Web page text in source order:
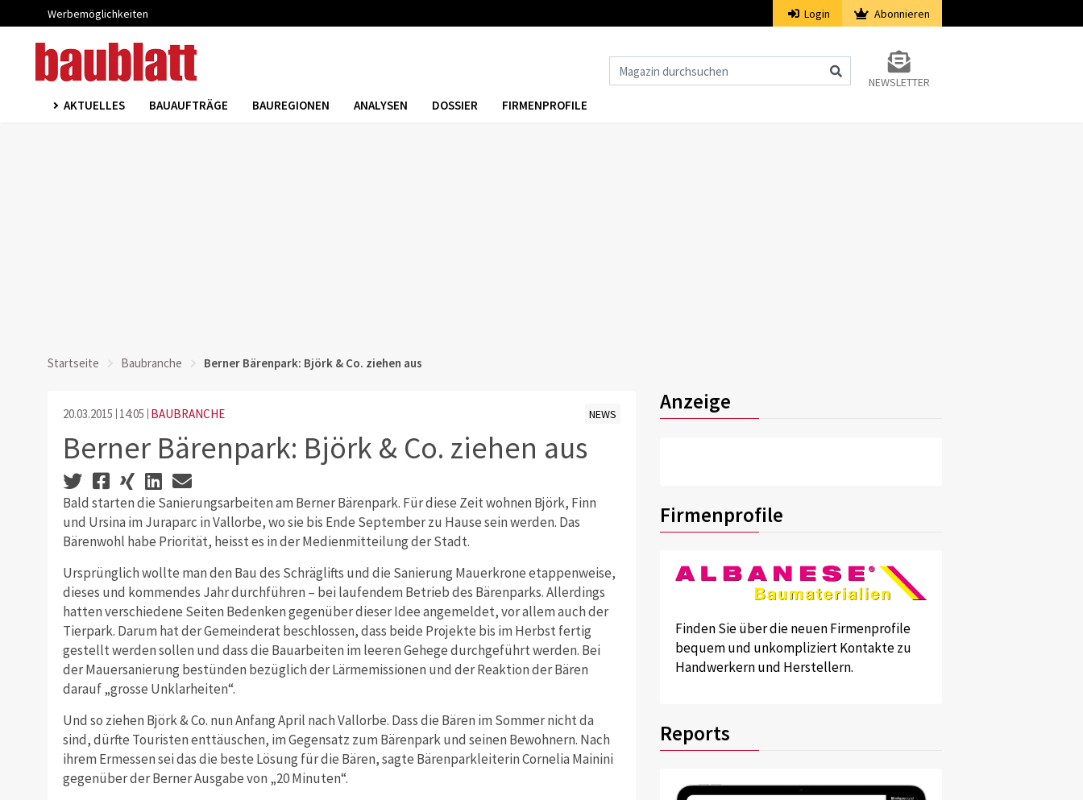
Werbemöglichkeiten Login Abonnieren
NEWSLETTER
AKTUELLES BAUAUFTRÄGE BAUREGIONEN ANALYSEN DOSSIER FIRMENPROFILE
Startseite Baubranche Berner Bärenpark: Björk & Co. ziehen aus
20.03.2015 14:05 BAUBRANCHE NEWS
Berner Bärenpark: Björk & Co. ziehen aus
Bald starten die Sanierungsarbeiten am Berner Bärenpark. Für diese Zeit wohnen Björk, Finn
und Ursina im Juraparc in Vallorbe, wo sie bis Ende September zu Hause sein werden. Das
Bärenwohl habe Priorität, heisst es in der Medienmitteilung der Stadt.
Ursprünglich wollte man den Bau des Schräglifts und die Sanierung Mauerkrone etappenweise,
dieses und kommendes Jahr durchführen – bei laufendem Betrieb des Bärenparks. Allerdings
hatten verschiedene Seiten Bedenken gegenüber dieser Idee angemeldet, vor allem auch der
Tierpark. Darum hat der Gemeinderat beschlossen, dass beide Projekte bis im Herbst fertig
gestellt werden sollen und dass die Bauarbeiten im leeren Gehege durchgeführt werden. Bei
der Mauersanierung bestünden bezüglich der Lärmemissionen und der Reaktion der Bären
darauf „grosse Unklarheiten“.
Und so ziehen Björk & Co. nun Anfang April nach Vallorbe. Dass die Bären im Sommer nicht da
sind, dürfte Touristen enttäuschen, im Gegensatz zum Bärenpark und seinen Bewohnern. Nach
ihrem Ermessen sei das die beste Lösung für die Bären, sagte Bärenparkleiterin Cornelia Mainini
gegenüber der Berner Ausgabe von „20 Minuten“.
Anzeige
Firmenprofile
Finden Sie über die neuen Firmenprofile
bequem und unkompliziert Kontakte zu
Handwerkern und Herstellern.
Reports